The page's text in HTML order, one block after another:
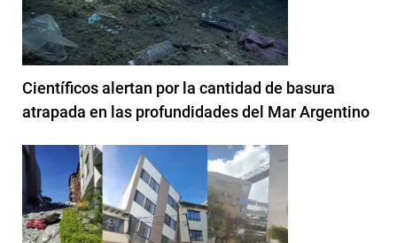
Científicos alertan por la cantidad de basura
atrapada en las profundidades del Mar Argentino